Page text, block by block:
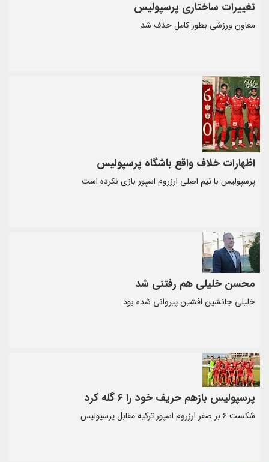
تغییرات ساختاری پرسپولیس
معاون ورزشی بطور کامل حذف شد
اظهارات خلاف واقع باشگاه پرسپولیس
پرسپولیس با تیم اصلی ارزروم اسپور بازی نکرده است
محسن خلیلی هم رفتنی شد
خلیلی جانشین افشین پیروانی شده بود
پرسپولیس بازهم حریف خود را ۶ گله کرد
شکست ۶ بر صفر ارزروم اسپور ترکیه مقابل پرسپولیس